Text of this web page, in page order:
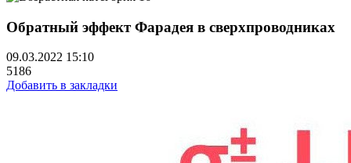
Обратный эффект Фарадея в сверхпроводниках
09.03.2022 15:10
5186
Добавить в закладки